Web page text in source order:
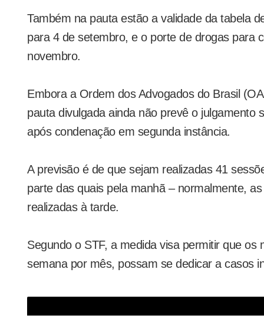
Também na pauta estão a validade da tabela
para 4 de setembro, e o porte de drogas para
novembro.
Embora a Ordem dos Advogados do Brasil
pauta divulgada ainda não prevê o julgamento
após condenação em segunda instância.
A previsão é de que sejam realizadas 41
parte das quais pela manhã – normalmente,
realizadas à tarde.
Segundo o STF, a medida visa permitir que os
semana por mês, possam se dedicar a casos